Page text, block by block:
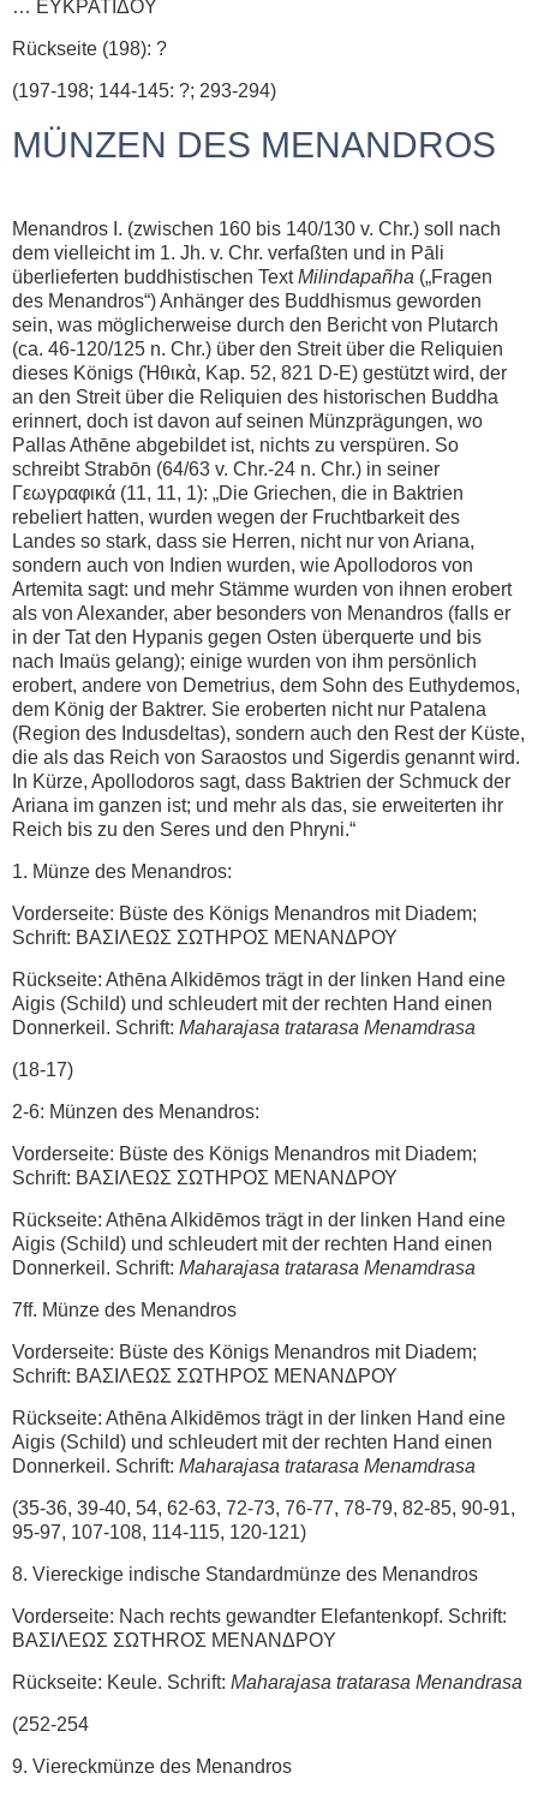
… EYKPATIΔOY
Rückseite (198): ?
(197-198; 144-145: ?; 293-294)
MÜNZEN DES MENANDROS
Menandros I. (zwischen 160 bis 140/130 v. Chr.) soll nach
dem vielleicht im 1. Jh. v. Chr. verfaßten und in Pāli
überlieferten buddhistischen TextMilindapañha („Fragen
des Menandros“) Anhänger des Buddhismus geworden
sein, was möglicherweise durch den Bericht von Plutarch
(ca. 46-120/125 n. Chr.) über den Streit über die Reliquien
dieses Königs (Ἠθικὰ, Kap. 52, 821 D-E) gestützt wird, der
an den Streit über die Reliquien des historischen Buddha
erinnert, doch ist davon auf seinen Münzprägungen, wo
Pallas Athēne abgebildet ist, nichts zu verspüren. So
schreibt Strabōn (64/63 v. Chr.-24 n. Chr.) in seiner
Γεωγραφικά (11, 11, 1): „Die Griechen, die in Baktrien
rebeliert hatten, wurden wegen der Fruchtbarkeit des
Landes so stark, dass sie Herren, nicht nur von Ariana,
sondern auch von Indien wurden, wie Apollodoros von
Artemita sagt: und mehr Stämme wurden von ihnen erobert
als von Alexander, aber besonders von Menandros (falls er
in der Tat den Hypanis gegen Osten überquerte und bis
nach Imaüs gelang); einige wurden von ihm persönlich
erobert, andere von Demetrius, dem Sohn des Euthydemos,
dem König der Baktrer. Sie eroberten nicht nur Patalena
(Region des Indusdeltas), sondern auch den Rest der Küste,
die als das Reich von Saraostos und Sigerdis genannt wird.
In Kürze, Apollodoros sagt, dass Baktrien der Schmuck der
Ariana im ganzen ist; und mehr als das, sie erweiterten ihr
Reich bis zu den Seres und den Phryni.“
1. Münze des Menandros:
Vorderseite: Büste des Königs Menandros mit Diadem;
Schrift: ΒΑΣΙΛΕΩΣ ΣΩΤΗΡΟΣ ΜΕΝAΝΔΡΟΥ
Rückseite: Athēna Alkidēmos trägt in der linken Hand eine
Aigis (Schild) und schleudert mit der rechten Hand einen
Donnerkeil. Schrift: Maharajasa tratarasa Menamdrasa
(18-17)
2-6: Münzen des Menandros:
Vorderseite: Büste des Königs Menandros mit Diadem;
Schrift: ΒΑΣΙΛΕΩΣ ΣΩΤΗΡΟΣ ΜΕΝAΝΔΡΟΥ
Rückseite: Athēna Alkidēmos trägt in der linken Hand eine
Aigis (Schild) und schleudert mit der rechten Hand einen
Donnerkeil. Schrift: Maharajasa tratarasa Menamdrasa
7ff. Münze des Menandros
Vorderseite: Büste des Königs Menandros mit Diadem;
Schrift: ΒΑΣΙΛΕΩΣ ΣΩΤΗΡΟΣ ΜΕΝAΝΔΡΟΥ
Rückseite: Athēna Alkidēmos trägt in der linken Hand eine
Aigis (Schild) und schleudert mit der rechten Hand einen
Donnerkeil. Schrift: Maharajasa tratarasa Menamdrasa
(35-36, 39-40, 54, 62-63, 72-73, 76-77, 78-79, 82-85, 90-91,
95-97, 107-108, 114-115, 120-121)
8. Viereckige indische Standardmünze des Menandros
Vorderseite: Nach rechts gewandter Elefantenkopf. Schrift:
ΒΑΣΙΛΕΩΣ ΣΩTHROΣ MENANΔPOY
Rückseite: Keule. Schrift: Maharajasa tratarasa Menandrasa
(252-254
9. Viereckmünze des Menandros